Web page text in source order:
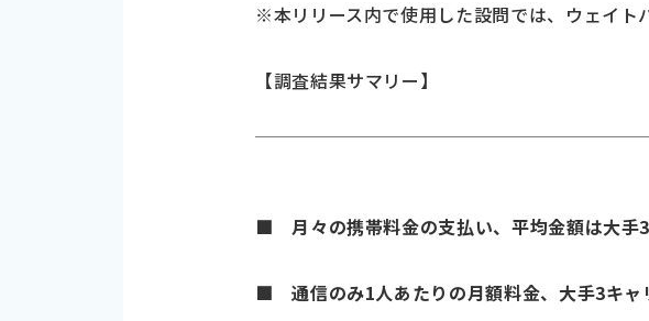
※本リリース内で使用した設問では、ウェイト
【調査結果サマリー】
■ 月々の携帯料金の支払い、平均金額は大手
■ 通信のみ1人あたりの月額料金、大手3キャ